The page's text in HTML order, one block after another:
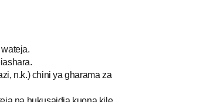
n.k.) chini ya gharama za